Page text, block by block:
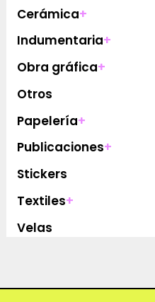
Cerámica+
Indumentaria+
Obra gráfica+
Otros
Papelería+
Publicaciones+
Stickers
Textiles+
Velas